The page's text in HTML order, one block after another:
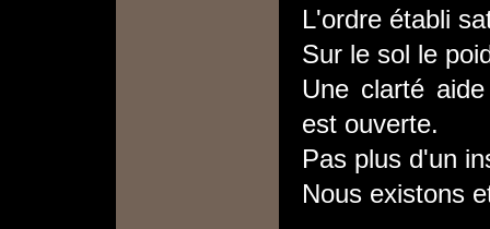
L'ordre établi
Sur le sol le
Une clarté
est ouverte.
Pas plus d'un
Nous existons